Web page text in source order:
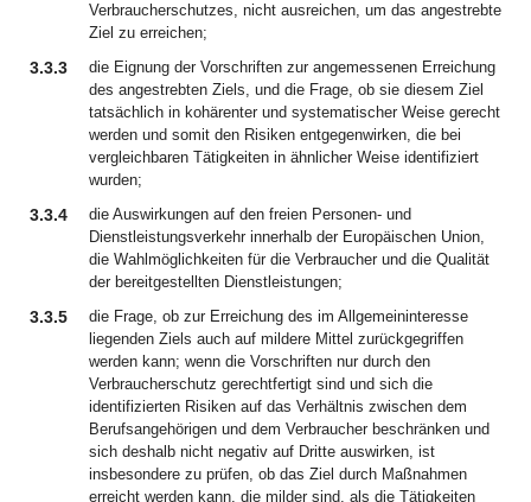
Verbraucherschutzes, nicht ausreichen, um das angestrebte
Ziel zu erreichen;
3.3.3
die Eignung der Vorschriften zur angemessenen Erreichung
des angestrebten Ziels, und die Frage, ob sie diesem Ziel
tatsächlich in kohärenter und systematischer Weise gerecht
werden und somit den Risiken entgegenwirken, die bei
vergleichbaren Tätigkeiten in ähnlicher Weise identifiziert
wurden;
3.3.4
die Auswirkungen auf den freien Personen- und
Dienstleistungsverkehr innerhalb der Europäischen Union,
die Wahlmöglichkeiten für die Verbraucher und die Qualität
der bereitgestellten Dienstleistungen;
3.3.5
die Frage, ob zur Erreichung des im Allgemeininteresse
liegenden Ziels auch auf mildere Mittel zurückgegriffen
werden kann; wenn die Vorschriften nur durch den
Verbraucherschutz gerechtfertigt sind und sich die
identifizierten Risiken auf das Verhältnis zwischen dem
Berufsangehörigen und dem Verbraucher beschränken und
sich deshalb nicht negativ auf Dritte auswirken, ist
insbesondere zu prüfen, ob das Ziel durch Maßnahmen
erreicht werden kann, die milder sind, als die Tätigkeiten